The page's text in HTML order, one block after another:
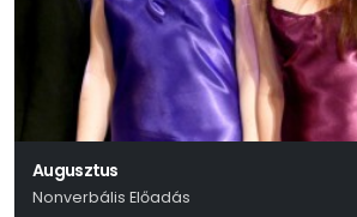
Augusztus
Nonverbális Előadás